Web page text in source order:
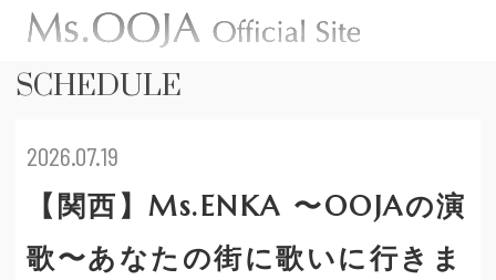
SCHEDULE
2026.07.19
【関西】Ms.ENKA 〜OOJAの演
歌〜あなたの街に歌いに行きま